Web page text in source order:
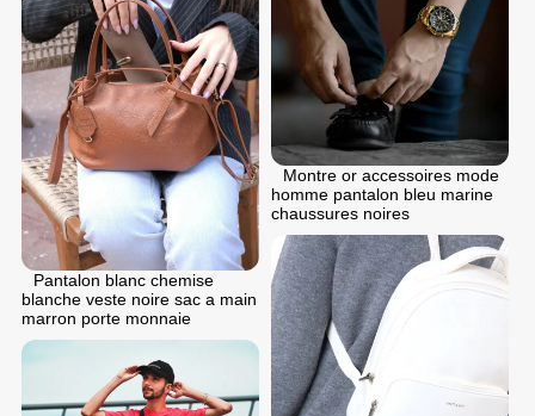
Montre or accessoires mode
homme pantalon bleu marine
chaussures noires
Pantalon blanc chemise
blanche veste noire sac a main
marron porte monnaie